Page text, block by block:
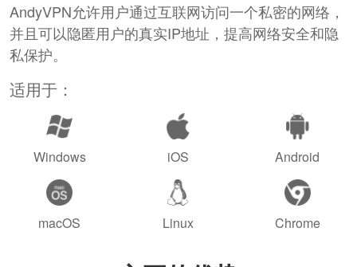
AndyVPN允许用户通过互联网访问一个私密的网络，
并且可以隐匿用户的真实IP地址，提高网络安全和隐
私保护。
适用于：
Windows iOS Android
macOS Linux Chrome